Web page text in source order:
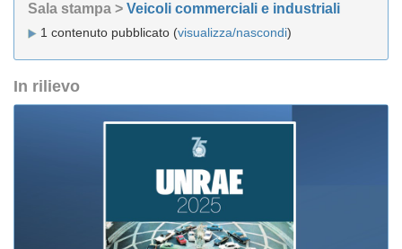
Sala stampa > Veicoli commerciali e industriali
1 contenuto pubblicato (visualizza/nascondi)
In rilievo